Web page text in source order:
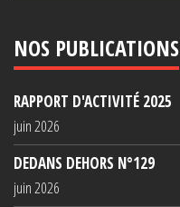
NOS PUBLICATIONS
RAPPORT D'ACTIVITÉ 2025
juin 2026
DEDANS DEHORS N°129
juin 2026